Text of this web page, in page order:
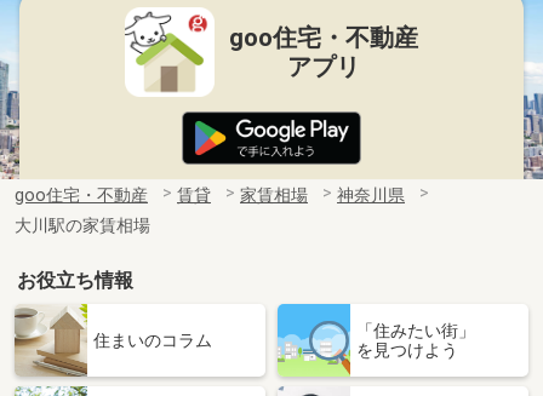
goo住宅・不動産
アプリ
goo住宅・不動産 賃貸 家賃相場
神奈川県
大川駅の家賃相場
お役立ち情報
住まいのコラム
「住みたい街」
を見つけよう